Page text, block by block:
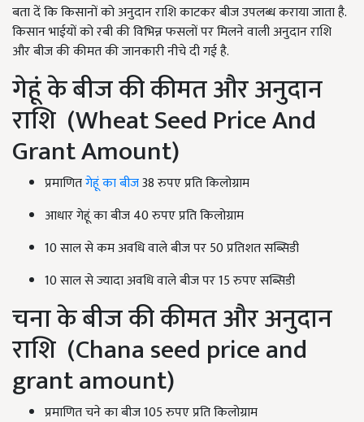
बता दें कि किसानों को अनुदान राशि काटकर बीज उपलब्ध कराया जाता है.
किसान भाईयों को रबी की विभिन्न फसलों पर मिलने वाली अनुदान राशि
और बीज की कीमत की जानकारी नीचे दी गई है.
गेहूं के बीज की कीमत और अनुदान
राशि (Wheat Seed Price And
Grant Amount)
प्रमाणितगेहूं का बीज38 रुपए प्रति किलोग्राम
आधार गेहूं का बीज 40 रुपए प्रति किलोग्राम
10 साल से कम अवधि वाले बीज पर 50 प्रतिशत सब्सिडी
10 साल से ज्यादा अवधि वाले बीज पर 15 रुपए सब्सिडी
चना के बीज की कीमत और अनुदान
राशि (Chana seed price and
grant amount)
प्रमाणित चने का बीज 105 रुपए प्रति किलोग्राम